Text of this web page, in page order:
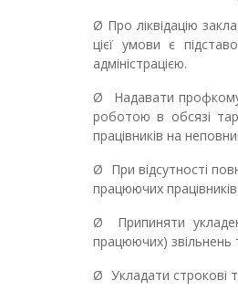
Ø Про ліквідацію
цієї умови є
адміністрацією.
Ø
Надавати
роботою в обсязі
працівників на
Ø При відсутності
працюючих
Ø
Припиняти
працюючих) звільнень
Ø Укладати строкові